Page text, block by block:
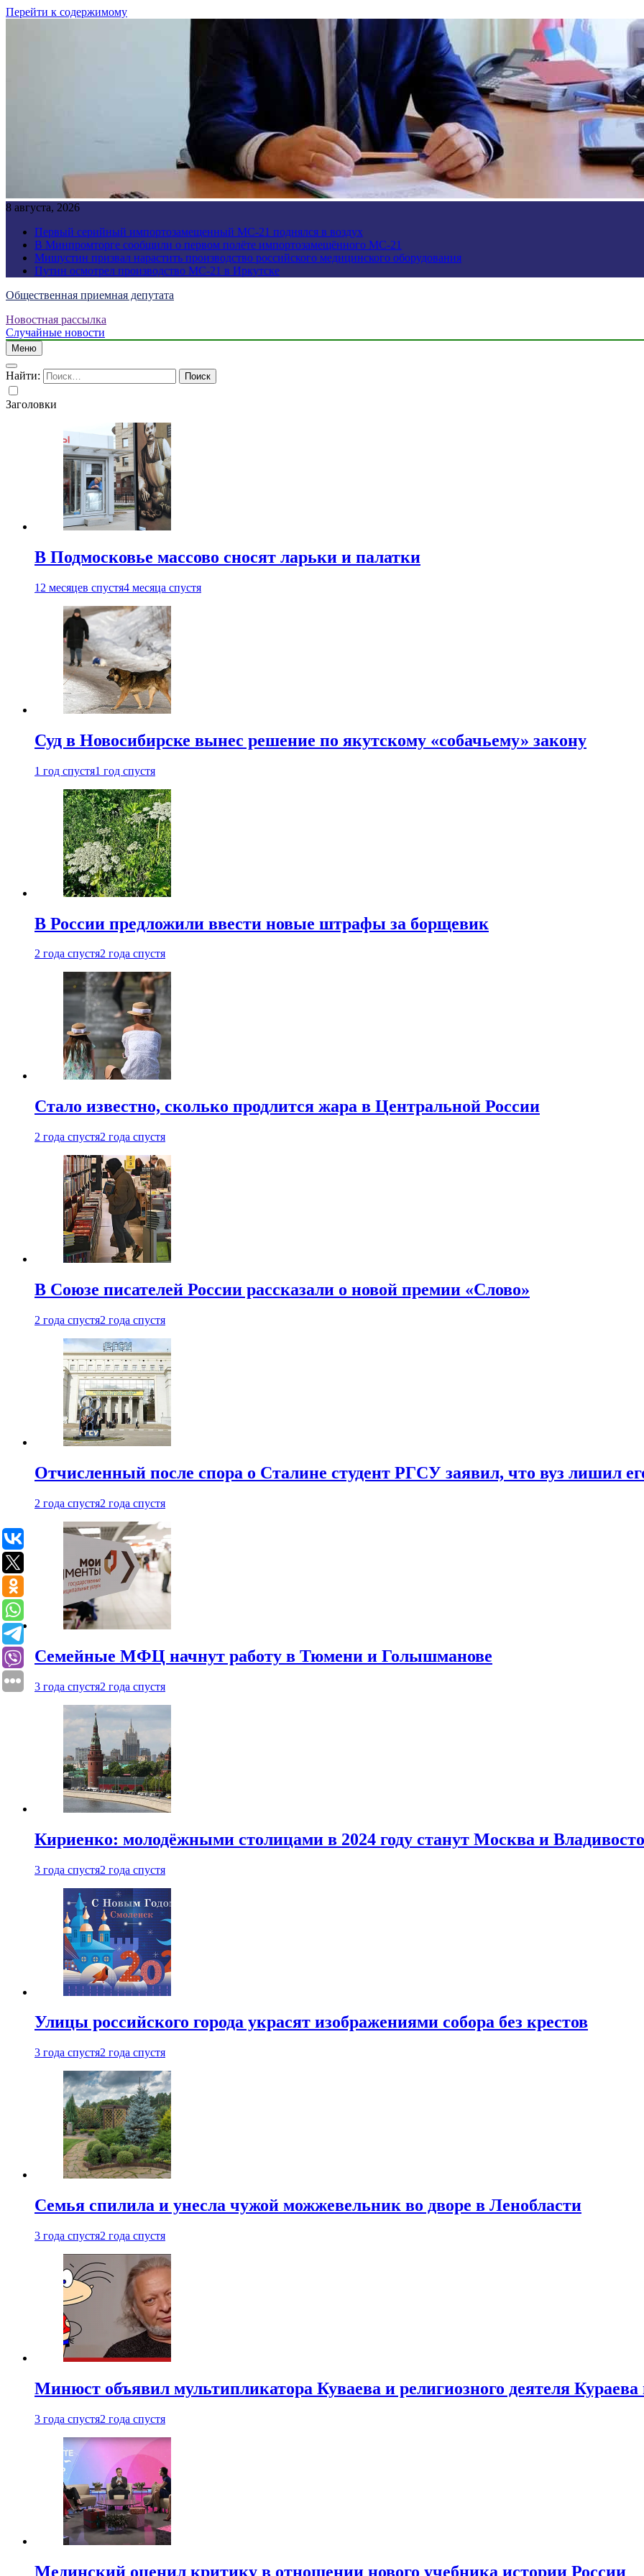
Перейти к содержимому
8 августа, 2026
Первый серийный импортозамещенный МС-21 поднялся в воздух
В Минпромторге сообщили о первом полёте импортозамещённого МС-21
Мишустин призвал нарастить производство российского медицинского оборудования
Путин осмотрел производство МС-21 в Иркутске
Общественная приемная депутата
Новостная рассылка
Случайные новости
Меню
Найти:
Заголовки
В Подмосковье массово сносят ларьки и палатки
12 месяцев спустя4 месяца спустя
Суд в Новосибирске вынес решение по якутскому «собачьему» закону
1 год спустя1 год спустя
В России предложили ввести новые штрафы за борщевик
2 года спустя2 года спустя
Стало известно, сколько продлится жара в Центральной России
2 года спустя2 года спустя
В Союзе писателей России рассказали о новой премии «Слово»
2 года спустя2 года спустя
Отчисленный после спора о Сталине студент РГСУ заявил, что вуз лишил
2 года спустя2 года спустя
Семейные МФЦ начнут работу в Тюмени и Голышманове
3 года спустя2 года спустя
Кириенко: молодёжными столицами в 2024 году станут Москва и
3 года спустя2 года спустя
Улицы российского города украсят изображениями собора без крестов
3 года спустя2 года спустя
Семья спилила и унесла чужой можжевельник во дворе в Ленобласти
3 года спустя2 года спустя
Минюст объявил мультипликатора Куваева и религиозного деятеля
3 года спустя2 года спустя
Мединский оценил критику в отношении нового учебника истории России